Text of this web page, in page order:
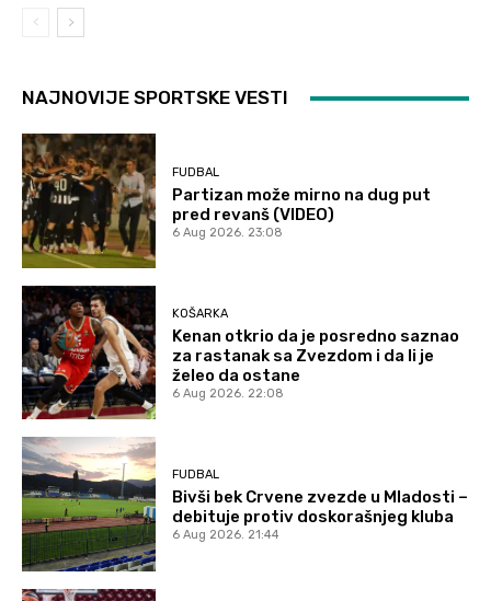
NAJNOVIJE SPORTSKE VESTI
FUDBAL
Partizan može mirno na dug put
pred revanš (VIDEO)
6 Aug 2026. 23:08
KOŠARKA
Kenan otkrio da je posredno saznao
za rastanak sa Zvezdom i da li je
želeo da ostane
6 Aug 2026. 22:08
FUDBAL
Bivši bek Crvene zvezde u Mladosti –
debituje protiv doskorašnjeg kluba
6 Aug 2026. 21:44